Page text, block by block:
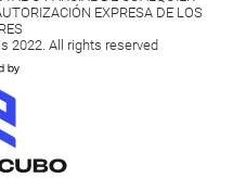
EXPRESA DE LOS
2022. All rights reserved